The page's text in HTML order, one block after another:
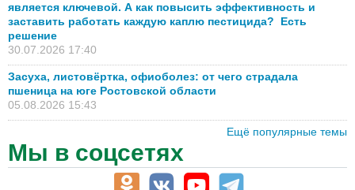
является ключевой. А как повысить эффективность и
заставить работать каждую каплю пестицида? Есть
решение
30.07.2026 17:40
Засуха, листовёртка, офиоболез: от чего страдала
пшеница на юге Ростовской области
05.08.2026 15:43
Ещё популярные темы
Мы в соцсетях